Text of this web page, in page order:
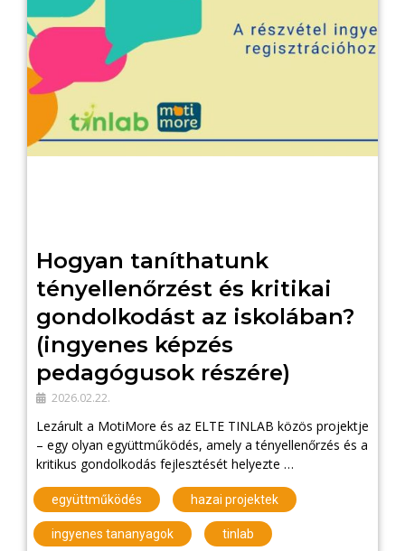
Hogyan taníthatunk
tényellenőrzést és kritikai
gondolkodást az iskolában?
(ingyenes képzés
pedagógusok részére)
2026.02.22.
Lezárult a MotiMore és az ELTE TINLAB közös projektje
– egy olyan együttműködés, amely a tényellenőrzés és a
kritikus gondolkodás fejlesztését helyezte …
együttműködés hazai projektek
ingyenes tananyagok tinlab